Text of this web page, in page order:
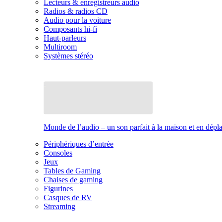
Lecteurs & enregistreurs audio
Radios & radios CD
Audio pour la voiture
Composants hi-fi
Haut-parleurs
Multiroom
Systèmes stéréo
Monde de l’audio – un son parfait à la maison et en
Périphériques d’entrée
Consoles
Jeux
Tables de Gaming
Chaises de gaming
Figurines
Casques de RV
Streaming